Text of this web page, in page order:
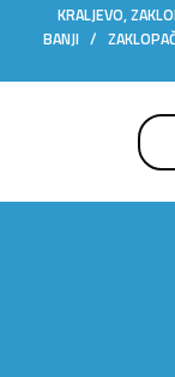
KRALJEVO,
BANJI /